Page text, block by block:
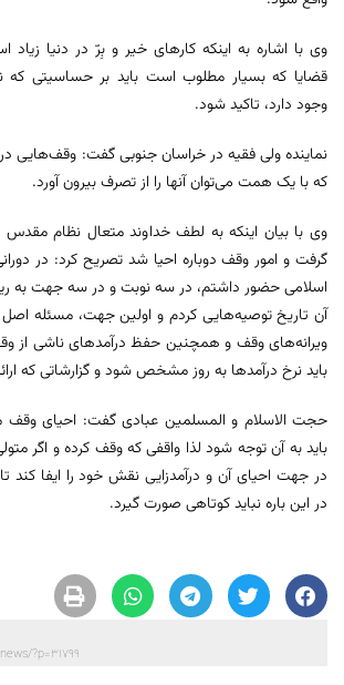
وی با اشاره به اینکه کارهای خیر و بِرّ در دنیا زیاد
قضایا که بسیار مطلوب است باید بر حساسیتی
وجود دارد، تاکید شود.
نماینده ولی فقیه در خراسان جنوبی گفت: وقف‌هایی در
که با یک همت می‌توان آنها را از تصرف بیرون آورد.
وی با بیان اینکه به لطف خداوند متعال نظام
گرفت و امور وقف دوباره احیا شد تصریح کرد: در
اسلامی حضور داشتم، در سه نوبت و در سه جهت به
آن تاریخ توصیه‌هایی کردم و اولین جهت، مسئله
ویرانه‌های وقف و همچنین حفظ درآمدهای ناشی از
باید نرخ درآمدها به روز مشخص شود و گزارشاتی که
حجت الاسلام و المسلمین عبادی گفت: احیای
باید به آن توجه شود لذا واقفی که وقف کرده و اگر متولی
در جهت احیای آن و درآمدزایی نقش خود را ایفا
در این باره نباید کوتاهی صورت گیرد.
?p=31799